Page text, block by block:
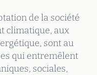
de la société
climatique, aux
sont au
qui entremêlent
sociales,